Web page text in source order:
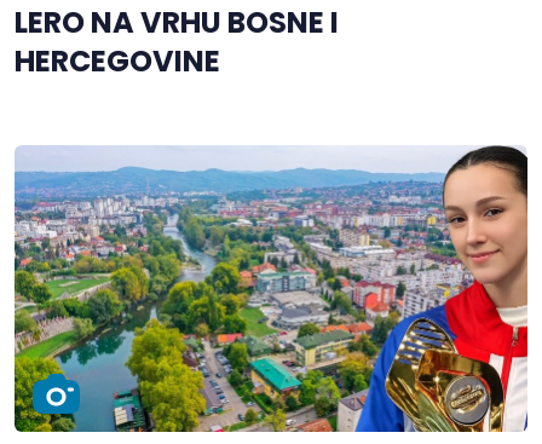
LERO NA VRHU BOSNE I
HERCEGOVINE